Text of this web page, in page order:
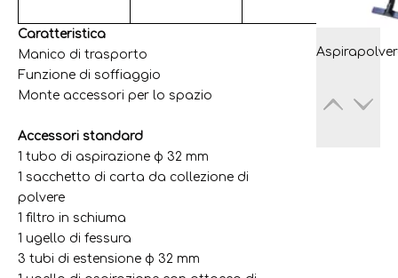
Caratteristica
Manico di trasporto
Funzione di soffiaggio
Monte accessori per lo spazio
Accessori standard
1 tubo di aspirazione φ 32 mm
1 sacchetto di carta da collezione di
polvere
1 filtro in schiuma
1 ugello di fessura
3 tubi di estensione φ 32 mm